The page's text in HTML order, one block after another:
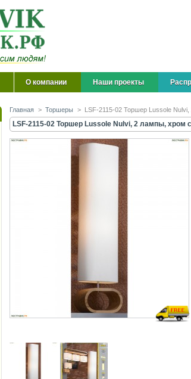
О компании Наши проекты
Главная > Торшеры > LSF-2115-02 Торшер Lussole
LSF-2115-02 Торшер Lussole Nulvi, 2 лампы, хром